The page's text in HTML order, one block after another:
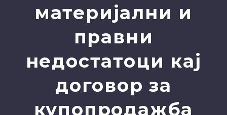
материјални и
правни
недостатоци кај
договор за
купопродажба